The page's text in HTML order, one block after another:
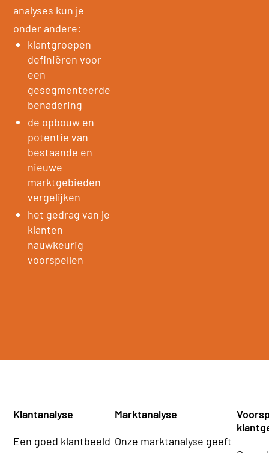
analyses kun je
onder andere:
klantgroepen
definiëren voor
een
gesegmenteerde
benadering
de opbouw en
potentie van
bestaande en
nieuwe
marktgebieden
vergelijken
het gedrag van je
klanten
nauwkeurig
voorspellen
Klantanalyse
Een goed klantbeeld
Marktanalyse
Onze marktanalyse geeft